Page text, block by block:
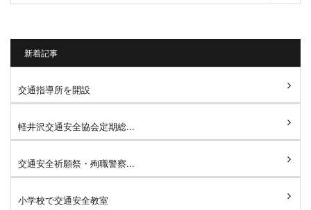
新着記事
交通指導所を開設
軽井沢交通安全協会定期総...
交通安全祈願祭・殉職警察...
小学校で交通安全教室